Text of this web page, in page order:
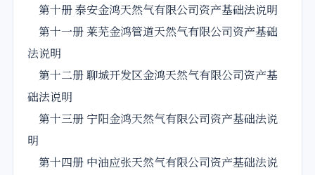
第十册 泰安金鸿天然气有限公司资产基础法说明
第十一册 莱芜金鸿管道天然气有限公司资产基础
法说明
第十二册 聊城开发区金鸿天然气有限公司资产基
础法说明
第十三册 宁阳金鸿天然气有限公司资产基础法说
明
第十四册 中油应张天然气有限公司资产基础法说